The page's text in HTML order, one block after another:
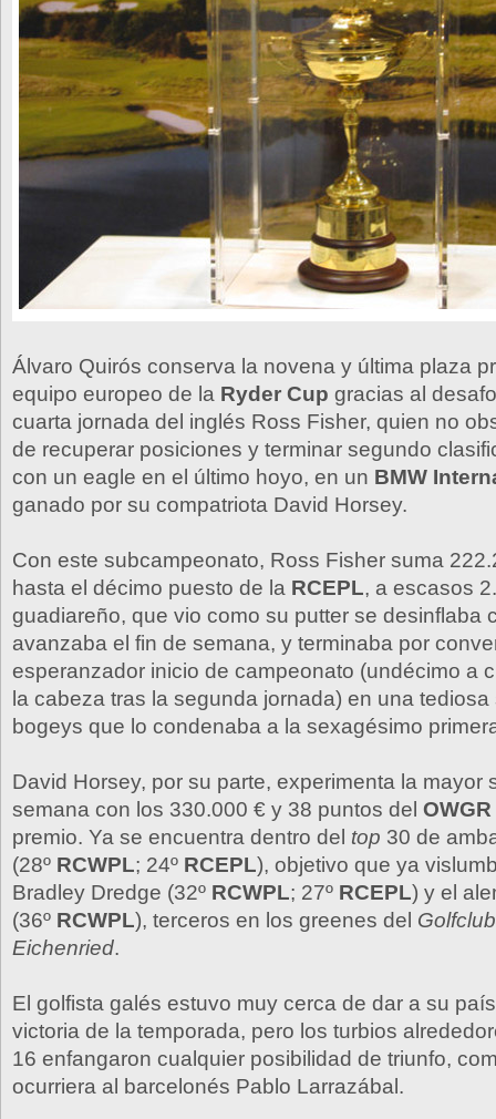
Álvaro Quirós conserva la novena y última plaza
equipo europeo de la Ryder Cup gracias al
cuarta jornada del inglés Ross Fisher, quien no
de recuperar posiciones y terminar segundo
con un eagle en el último hoyo, en un BMW
ganado por su compatriota David Horsey.
Con este subcampeonato, Ross Fisher suma
hasta el décimo puesto de la RCEPL, a escasos
guadiareño, que vio como su putter se desinflaba
avanzaba el fin de semana, y terminaba por
esperanzador inicio de campeonato (undécimo a
la cabeza tras la segunda jornada) en una
bogeys que lo condenaba a la sexagésimo
David Horsey, por su parte, experimenta la mayor
semana con los 330.000 € y 38 puntos del OWGR
premio. Ya se encuentra dentro del top 30 de
(28º RCWPL; 24º RCEPL), objetivo que ya
Bradley Dredge (32º RCWPL; 27º RCEPL) y el
(36º RCWPL), terceros en los greenes del
Eichenried.
El golfista galés estuvo muy cerca de dar a su
victoria de la temporada, pero los turbios
16 enfangaron cualquier posibilidad de triunfo,
ocurriera al barcelonés Pablo Larrazábal.